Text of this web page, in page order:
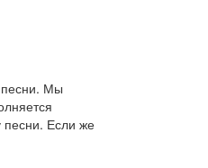
песни. Мы
песни. Если же